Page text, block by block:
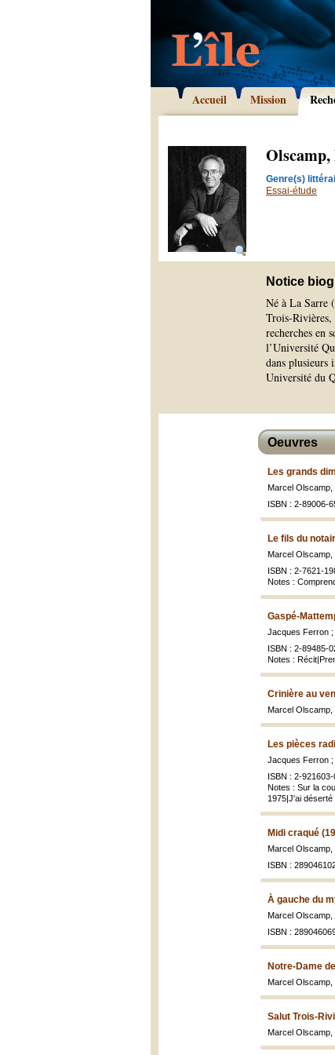
Accueil Mission
Genre(s)
Essai-étude
Notice
Né à La Sarre
Trois-
recherches en
l’Université
dans
Université du
Oeuvres
Les grands
Marcel Olscamp,
ISBN : 2-89006-
Le fils du
Marcel Olscamp,
ISBN : 2-7621-
Notes :
Gaspé-
Jacques Ferron ;
ISBN : 2-89485-
Notes :
Crinière au
Marcel Olscamp,
Les pièces
Jacques Ferron ;
ISBN : 2-
Notes : Sur la
1975|J'ai
Midi craqué
Marcel Olscamp,
ISBN :
À gauche du
Marcel Olscamp,
ISBN :
Notre-Dame
Marcel Olscamp,
Salut Trois-
Marcel Olscamp,